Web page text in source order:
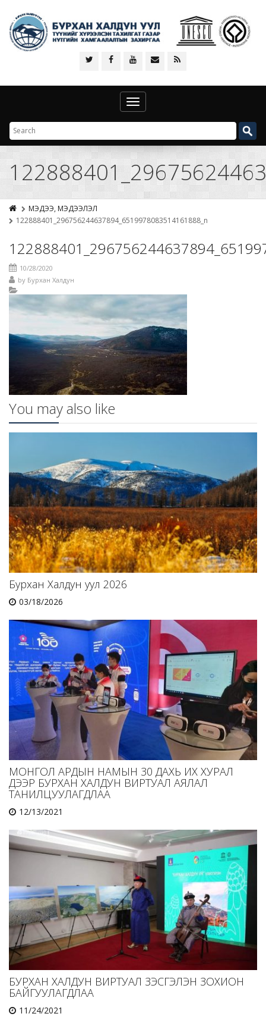
Toggle
navigation
МЭДЭЭ, МЭДЭЭЛЭЛ
122888401_296756244637894_6519978083514161888_n
10/28/2020
by Бурхан Халдун
You may also like
Бурхан Халдун уул 2026
03/18/2026
МОНГОЛ АРДЫН НАМЫН 30 ДАХЬ ИХ ХУРАЛ
ДЭЭР БУРХАН ХАЛДУН ВИРТУАЛ АЯЛАЛ
ТАНИЛЦУУЛАГДЛАА
12/13/2021
БУРХАН ХАЛДУН ВИРТУАЛ ҮЗЭСГЭЛЭН ЗОХИОН
БАЙГУУЛАГДЛАА
11/24/2021